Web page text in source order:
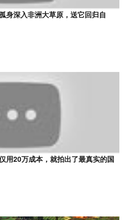
身深入非洲大草原，送它回归自
用20万成本，就拍出了最真实的国